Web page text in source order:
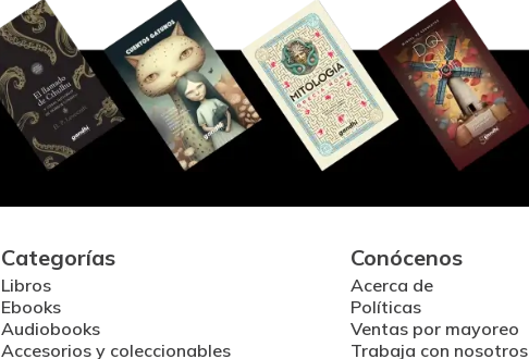
Categorías
Libros
Ebooks
Audiobooks
Accesorios y coleccionables
Conócenos
Acerca de
Políticas
Ventas por mayoreo
Trabaja con nosotros